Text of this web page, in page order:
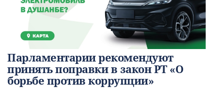
Парламентарии рекомендуют
принять поправки в закон РТ «О
борьбе против коррупции»